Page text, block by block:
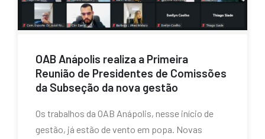
OAB Anápolis realiza a Primeira
Reunião de Presidentes de Comissões
da Subseção da nova gestão
Os trabalhos da OAB Anápolis, nesse início de
gestão, já estão de vento em popa. Novas